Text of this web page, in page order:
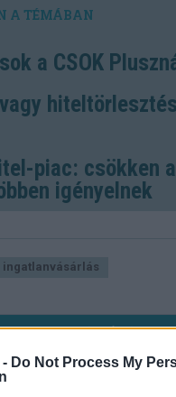
Do Not Process My
a CSOK
piac: csökken
igényelnek
ingatlanvásárlás
HOZZÁSZÓLÁSOK
a kommentelőket, hogy
kommentek megírásától,